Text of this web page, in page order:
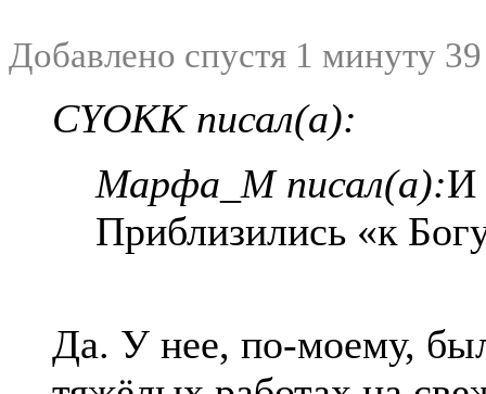
Добавлено спустя 1 минуту
CYOKK писал(а):
Марфа_М писал(а):И
Приблизились «к
Да. У нее, по-моему,